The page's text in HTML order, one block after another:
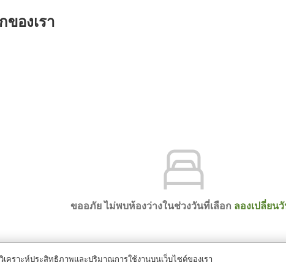
องเรา
ขออภัย ไม่พบห้องว่างในช่วงวันที่เลือก ลองเปลี่ยน
คราะห์ประสิทธิภาพและปริมาณการใช้งานบนเว็บไซต์ของเรา